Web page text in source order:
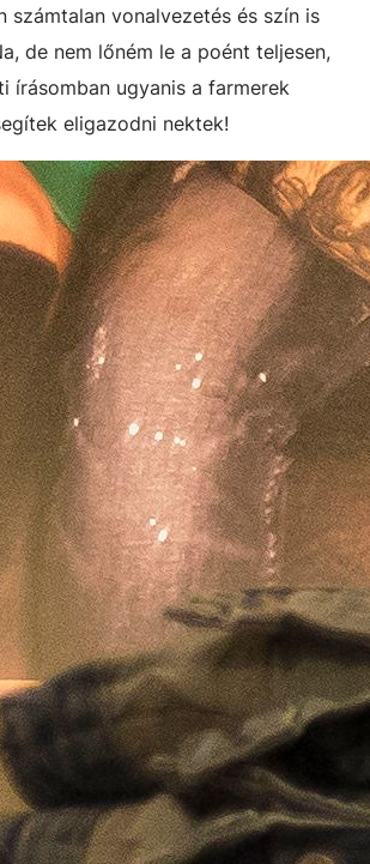
számtalan vonalvezetés és szín is
de nem lőném le a poént teljesen,
írásomban ugyanis a farmerek
eligazodni nektek!